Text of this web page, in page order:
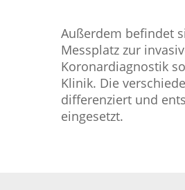
Außerdem befindet
Messplatz zur
Koronardiagnostik
Klinik. Die
differenziert und
eingesetzt.